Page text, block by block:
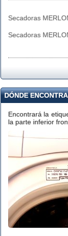
Secadoras
Secadoras
DÓNDE
Encontrará la
la parte inferior